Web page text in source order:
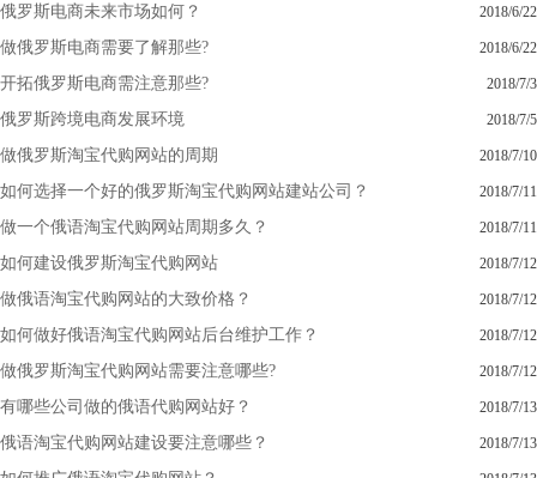
俄罗斯电商未来市场如何？ 2018/6/22
做俄罗斯电商需要了解那些? 2018/6/22
开拓俄罗斯电商需注意那些? 2018/7/3
俄罗斯跨境电商发展环境 2018/7/5
做俄罗斯淘宝代购网站的周期 2018/7/10
如何选择一个好的俄罗斯淘宝代购网站建站公司？ 2018/7/11
做一个俄语淘宝代购网站周期多久？ 2018/7/11
如何建设俄罗斯淘宝代购网站 2018/7/12
做俄语淘宝代购网站的大致价格？ 2018/7/12
如何做好俄语淘宝代购网站后台维护工作？ 2018/7/12
做俄罗斯淘宝代购网站需要注意哪些? 2018/7/12
有哪些公司做的俄语代购网站好？ 2018/7/13
俄语淘宝代购网站建设要注意哪些？ 2018/7/13